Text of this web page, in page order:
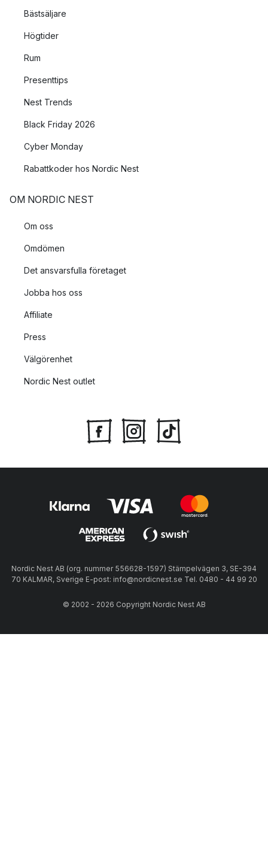
Bästsäljare
Högtider
Rum
Presenttips
Nest Trends
Black Friday 2026
Cyber Monday
Rabattkoder hos Nordic Nest
OM NORDIC NEST
Om oss
Omdömen
Det ansvarsfulla företaget
Jobba hos oss
Affiliate
Press
Välgörenhet
Nordic Nest outlet
Nordic Nest AB (org. nummer 556628-1597) Stämpelvägen 3, SE-394
70 KALMAR, Sverige E-post: info@nordicnest.se Tel. 0480 - 44 99 20
© 2002 - 2026 Copyright Nordic Nest AB